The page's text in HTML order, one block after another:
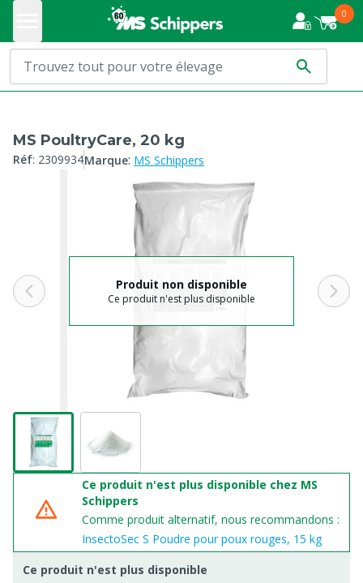
0
MS PoultryCare, 20 kg
Réf: 2309934Marque: MS Schippers
Produit non disponible
Ce produit n'est plus disponible
Ce produit n'est plus disponible chez MS
Schippers
Comme produit alternatif, nous recommandons :
InsectoSec S Poudre pour poux rouges, 15 kg
Ce produit n'est plus disponible